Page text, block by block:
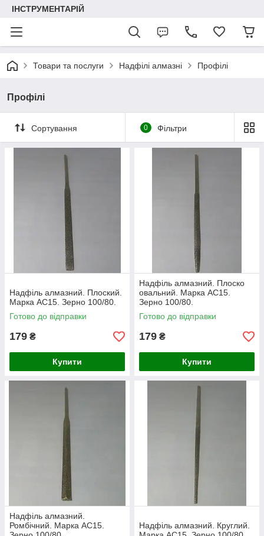
ІНСТРУМЕНТАРІЙ
Товари та послуги Надфілі алмазні Профілі
Профілі
Сортування 0 Фільтри
Надфіль алмазний. Плоский.
Марка АС15. Зерно 100/80.
Готово до відправки
179 ₴
Купити
Надфіль алмазний. Плоско
овальний. Марка АС15.
Зерно 100/80.
Готово до відправки
179 ₴
Купити
Надфіль алмазний.
Ромбічний. Марка АС15.
Надфіль алмазний. Круглий.